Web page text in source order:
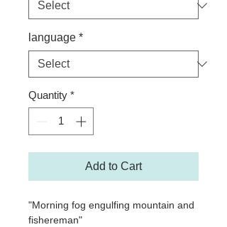
language *
Quantity *
Add to Cart
"Morning fog engulfing mountain and
fishereman"